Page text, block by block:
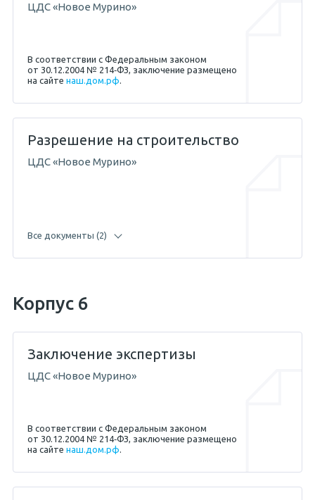
ЦДС «Новое Мурино»
В соответствии с Федеральным законом
от 30.12.2004 № 214‐ФЗ, заключение размещено
на сайте наш.дом.рф.
04.05.2017 — Абикенов А.М.
Разрешение на строительство
ЦДС «Новое Мурино»
Все документы (2)
Корпус 6
Заключение экспертизы
ЦДС «Новое Мурино»
В соответствии с Федеральным законом
от 30.12.2004 № 214‐ФЗ, заключение размещено
на сайте наш.дом.рф.